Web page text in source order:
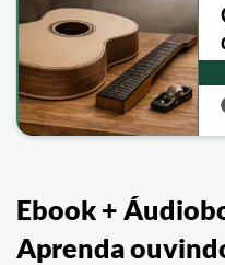
Ebook +
Aprenda